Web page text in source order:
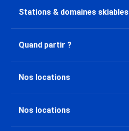
Stations & domaines skiables
Quand partir ?
Nos locations
Nos locations